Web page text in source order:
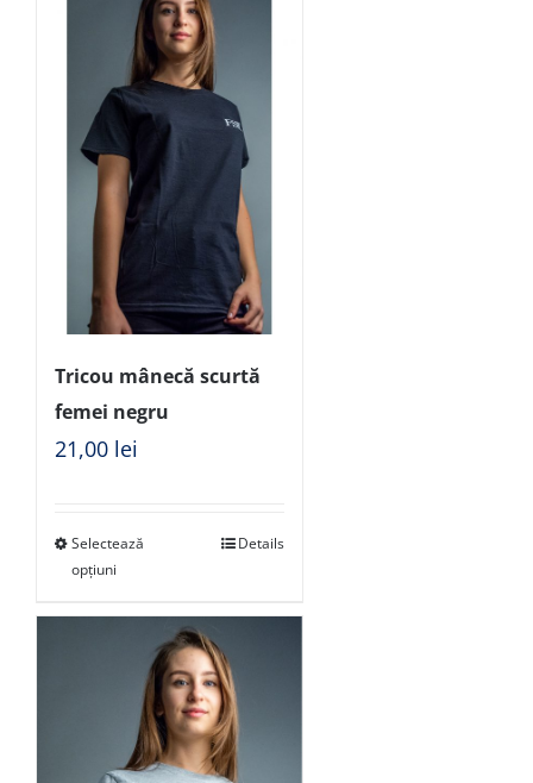
Tricou mânecă scurtă
femei negru
21,00 lei
Selectează
opțiuni
Details